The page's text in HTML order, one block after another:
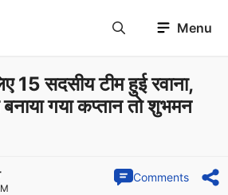
Menu
15 सदसीय टीम हुई रवाना,
गया कप्तान तो शुभमन
Comments